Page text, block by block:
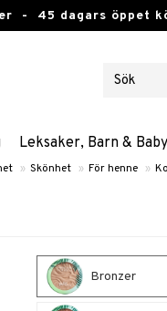
- 45 dagars öppet
Leksaker, Barn & Baby
» Skönhet » För henne »
Bronzer